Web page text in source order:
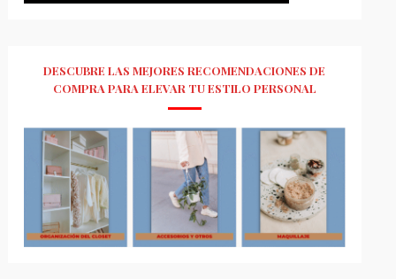
DESCUBRE LAS MEJORES RECOMENDACIONES DE
COMPRA PARA ELEVAR TU ESTILO PERSONAL